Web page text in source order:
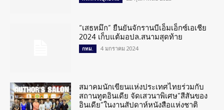
“เสธหมึก” ยืนยันจักรานบีเอ็มเอ็กซ์เอเชีย
2024 เก็บแต้มอปล.สนามสุดท้าย
กทม. 4 มกราคม 2024
สมาคมนักเขียนแห่งประเทศไทยร่วมกับ
สถานทูตอินเดีย จัดเสวนาพิเศษ”สีสันของ
อินเดีย”ในงานสัปดาห์หนังสือแห่งชาติ